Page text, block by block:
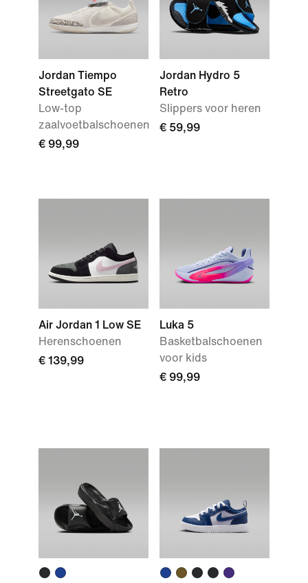
Jordan Tiempo
Streetgato SE
Low-top
zaalvoetbalschoenen
€ 99,99
Jordan Hydro 5
Retro
Slippers voor heren
€ 59,99
Air Jordan 1 Low SE
Herenschoenen
€ 139,99
Luka 5
Basketbalschoenen
voor kids
€ 99,99